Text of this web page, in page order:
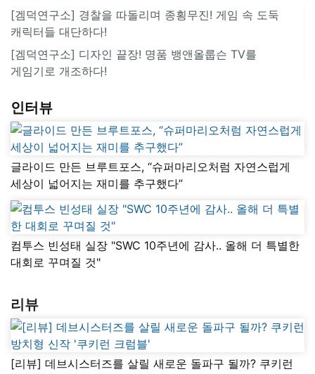
[겜덕연구소] 경찰을 따돌리며 종횡무진! 게임 속 도둑
캐릭터들 대단하다!
[겜덕연구소] 디자인 끝장! 명품 뱅앤올룹슨 TV를
게임기로 개조하다!
인터뷰
글라이드 만든 브루트포스, “슈퍼마리오처럼 자연스럽게
세상이 넓어지는 재미를 추구했다”
컴투스 빈성태 실장 "SWC 10주년에 감사.. 올해 더 특별한
대회로 꾸며질 것"
리뷰
[리뷰] 데브시스터즈를 살릴 새로운 돌파구 될까? 쿠키런